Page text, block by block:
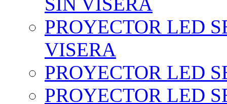
PROYECTOR LED
VISERA
PROYECTOR LED
PROYECTOR LED